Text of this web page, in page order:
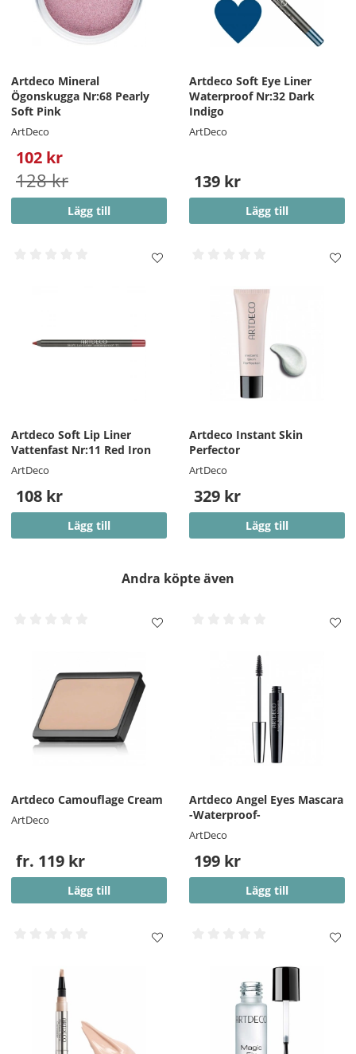
Artdeco Mineral
Ögonskugga Nr:68 Pearly
Soft Pink
ArtDeco
102 kr
128 kr
Lägg till
Artdeco Soft Eye Liner
Waterproof Nr:32 Dark
Indigo
ArtDeco
139 kr
Lägg till
Artdeco Soft Lip Liner
Vattenfast Nr:11 Red Iron
ArtDeco
108 kr
Lägg till
Artdeco Instant Skin
Perfector
ArtDeco
329 kr
Lägg till
Andra köpte även
Artdeco Camouflage Cream
ArtDeco
fr. 119 kr
Lägg till
Artdeco Angel Eyes Mascara
-Waterproof-
ArtDeco
199 kr
Lägg till